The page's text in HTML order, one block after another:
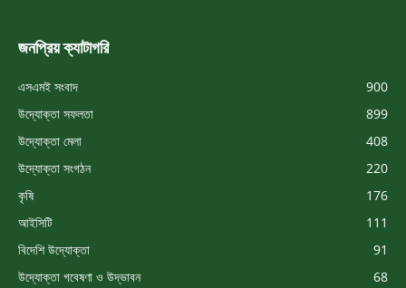
জনপ্রিয় ক্যাটাগরি
এসএমই সংবাদ
900
উদ্যোক্তা সফলতা
899
উদ্যোক্তা মেলা
408
উদ্যোক্তা সংগঠন
220
কৃষি
176
আইসিটি
111
বিদেশি উদ্যোক্তা
91
উদ্যোক্তা গবেষণা ও উদ্ভাবন
68